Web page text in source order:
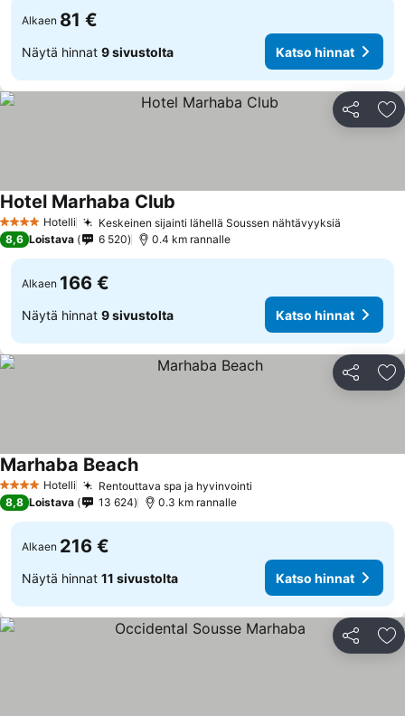
Alkaen 81 €
Näytä hinnat 9 sivustolta Katso hinnat
Jaa
4 Tähtiluokitus
Hotelli Keskeinen sijainti lähellä Soussen nähtävyyksiä
Hotel Marhaba Club
8,6 Loistava 6 520 0.4 km rannalle
Alkaen 166 €
Näytä hinnat 9 sivustolta Katso hinnat
Jaa
4 Tähtiluokitus
Hotelli Rentouttava spa ja hyvinvointi
Marhaba Beach
8,8 Loistava 13 624 0.3 km rannalle
Alkaen 216 €
Näytä hinnat 11 sivustolta Katso hinnat
Jaa